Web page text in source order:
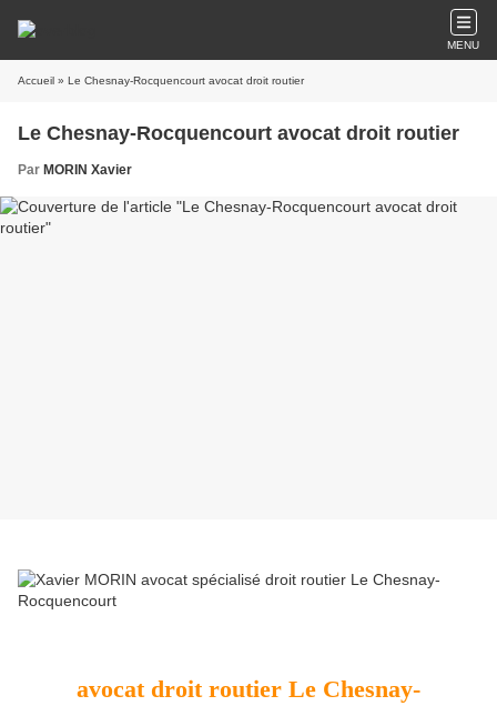
MENU
Accueil » Le Chesnay-Rocquencourt avocat droit routier
Le Chesnay-Rocquencourt avocat droit routier
Par MORIN Xavier
avocat droit routier Le Chesnay-